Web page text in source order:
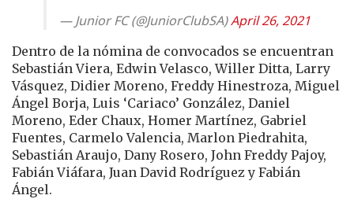
— Junior FC (@JuniorClubSA)April 26, 2021
Dentro de la nómina de convocados se encuentran
Sebastián Viera, Edwin Velasco, Willer Ditta, Larry
Vásquez, Didier Moreno, Freddy Hinestroza, Miguel
Ángel Borja, Luis ‘Cariaco’ González, Daniel
Moreno, Eder Chaux, Homer Martínez, Gabriel
Fuentes, Carmelo Valencia, Marlon Piedrahita,
Sebastián Araujo, Dany Rosero, John Freddy Pajoy,
Fabián Viáfara, Juan David Rodríguez y Fabián
Ángel.